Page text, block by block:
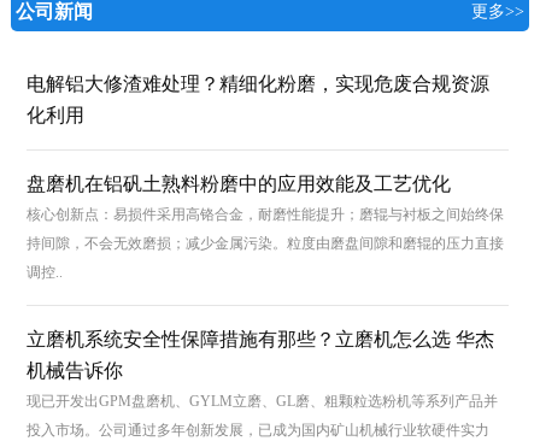
公司新闻 更多>>
电解铝大修渣难处理？精细化粉磨，实现危废合规资源
化利用
盘磨机在铝矾土熟料粉磨中的应用效能及工艺优化
核心创新点：易损件采用高铬合金，耐磨性能提升；磨辊与衬板之间始终保
持间隙，不会无效磨损；减少金属污染。粒度由磨盘间隙和磨辊的压力直接
调控..
立磨机系统安全性保障措施有那些？立磨机怎么选 华杰
机械告诉你
现已开发出GPM盘磨机、GYLM立磨、GL磨、粗颗粒选粉机等系列产品并
投入市场。公司通过多年创新发展，已成为国内矿山机械行业软硬件实力